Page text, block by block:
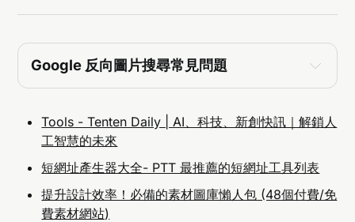
Google 反向圖片搜尋常見問題
A: 反向圖片搜尋是一個可以透過上傳圖片或圖片網
址來搜尋相似圖片、查找圖片來源或相關資訊的工
具。這項功能在Google上可以幫助使用者找到圖片
Q: 如何在手機上使用Google反向圖片搜尋？
Tools - Tenten Daily | AI、科技、新創快訊｜解鎖人
工智慧的未來
短網址產生器大全- PTT 最推薦的短網址工具列表
提升設計效率！必備的素材圖庫懶人包 (48個付費/免
費素材網站)